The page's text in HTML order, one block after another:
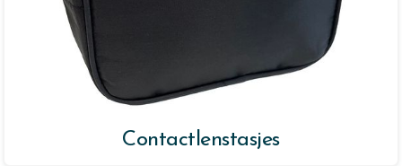
Contactlenstasjes